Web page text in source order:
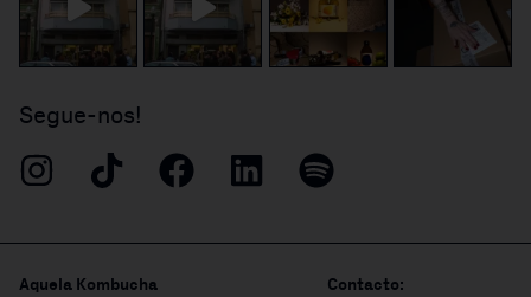
Segue-nos!
Aquela Kombucha
Contacto: